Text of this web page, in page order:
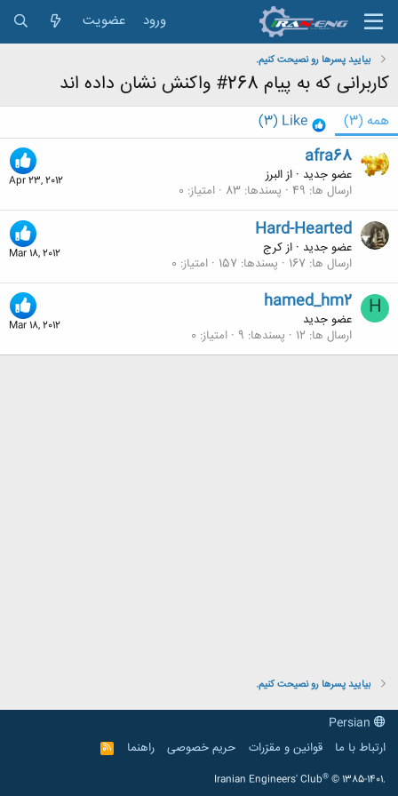
ورود عضویت
بیایید پسرها رو نصیحت کنیم.
کاربرانی که به پیام 268# واکنش نشان داده اند
همه (3)
Like
(3)
Apr 23, 2012
afra68
عضو جدید · ازالبرز
ارسال ها 49 پسندها 83 امتیاز 0
Mar 18, 2012
Hard-Hearted
عضو جدید · ازکرج
ارسال ها 167 پسندها 157 امتیاز 0
H
Mar 18, 2012
hamed_hm2
عضو جدید
ارسال ها 12 پسندها 9 امتیاز 0
بیایید پسرها رو نصیحت کنیم.
ارتباط با ما
قوانین و مقرّرات حریم خصوصی راهنما
R
S
Iranian Engineers' Club® © 1385-1401.